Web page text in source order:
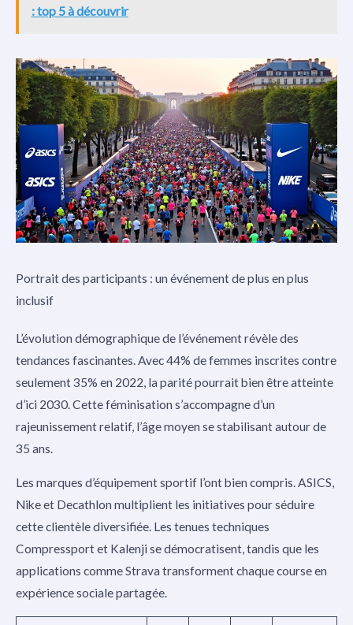
: top 5 à découvrir
Portrait des participants : un événement de plus en plus
inclusif
L’évolution démographique de l’événement révèle des
tendances fascinantes. Avec 44% de femmes inscrites contre
seulement 35% en 2022, la parité pourrait bien être atteinte
d’ici 2030. Cette féminisation s’accompagne d’un
rajeunissement relatif, l’âge moyen se stabilisant autour de
35 ans.
Les marques d’équipement sportif l’ont bien compris. ASICS,
Nike et Decathlon multiplient les initiatives pour séduire
cette clientèle diversifiée. Les tenues techniques
Compressport et Kalenji se démocratisent, tandis que les
applications comme Strava transforment chaque course en
expérience sociale partagée.